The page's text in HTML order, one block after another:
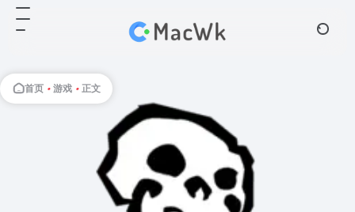
首页 • 游戏 • 正文